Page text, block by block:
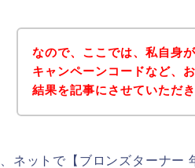
なので、ここでは、私自身
キャンペーンコードなど、
結果を記事にさせていただき
ネットで【ブロンズターナー